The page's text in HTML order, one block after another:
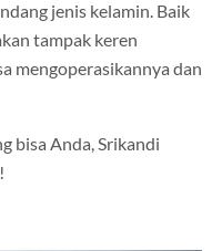
jenis kelamin. Baik
tampak keren
mengoperasikannya dan
bisa Anda, Srikandi